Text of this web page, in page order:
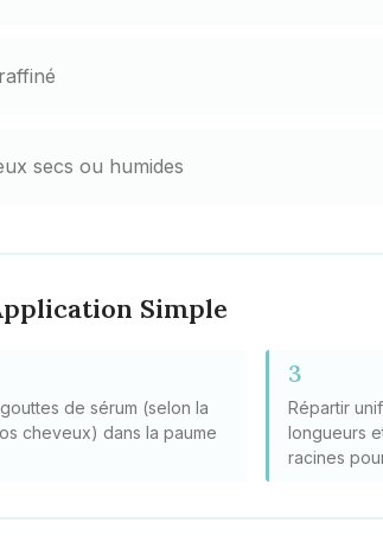
secs ou humides
Simple
de sérum (selon la
cheveux) dans la paume
3
Répartir
longueurs
racines